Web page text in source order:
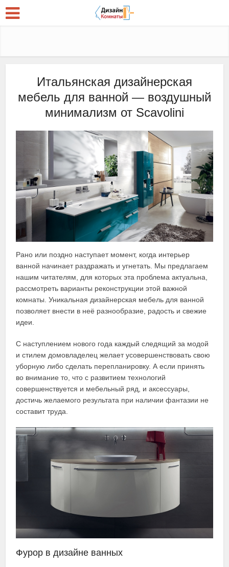
Итальянская дизайнерская
мебель для ванной — воздушный
минимализм от Scavolini
Рано или поздно наступает момент, когда интерьер
ванной начинает раздражать и угнетать. Мы предлагаем
нашим читателям, для которых эта проблема актуальна,
рассмотреть варианты реконструкции этой важной
комнаты. Уникальная дизайнерская мебель для ванной
позволяет внести в неё разнообразие, радость и свежие
идеи.
С наступлением нового года каждый следящий за модой
и стилем домовладелец желает усовершенствовать свою
уборную либо сделать перепланировку. А если принять
во внимание то, что с развитием технологий
совершенствуется и мебельный ряд, и аксессуары,
достичь желаемого результата при наличии фантазии не
составит труда.
Фурор в дизайне ванных